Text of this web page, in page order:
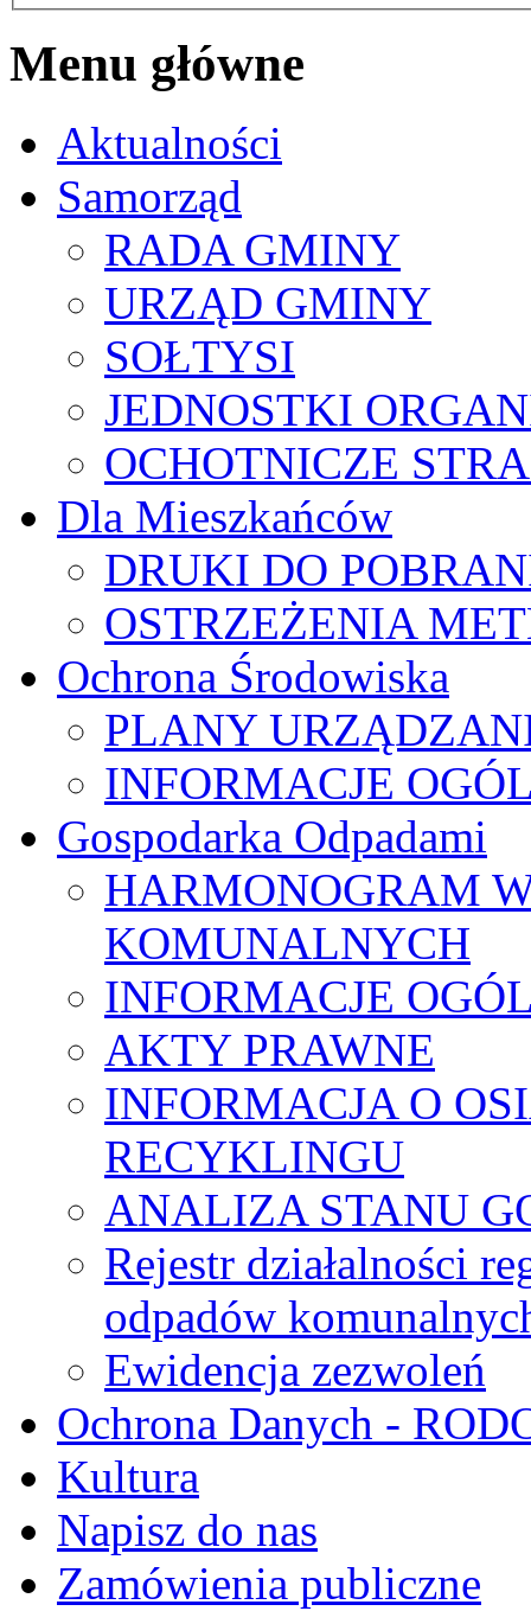
Menu główne
Aktualności
Samorząd
RADA GMINY
URZĄD GMINY
SOŁTYSI
JEDNOSTKI
OCHOTNICZE
Dla Mieszkańców
DRUKI DO
OSTRZEŻENIA
Ochrona Środowiska
PLANY
INFORMACJE
Gospodarka Odpadami
HARMONOGRAM
KOMUNALNYCH
INFORMACJE
AKTY PRAWNE
INFORMACJA O
RECYKLINGU
ANALIZA STANU
Rejestr działalności
odpadów
Ewidencja zezwoleń
Ochrona Danych -
Kultura
Napisz do nas
Zamówienia publiczne